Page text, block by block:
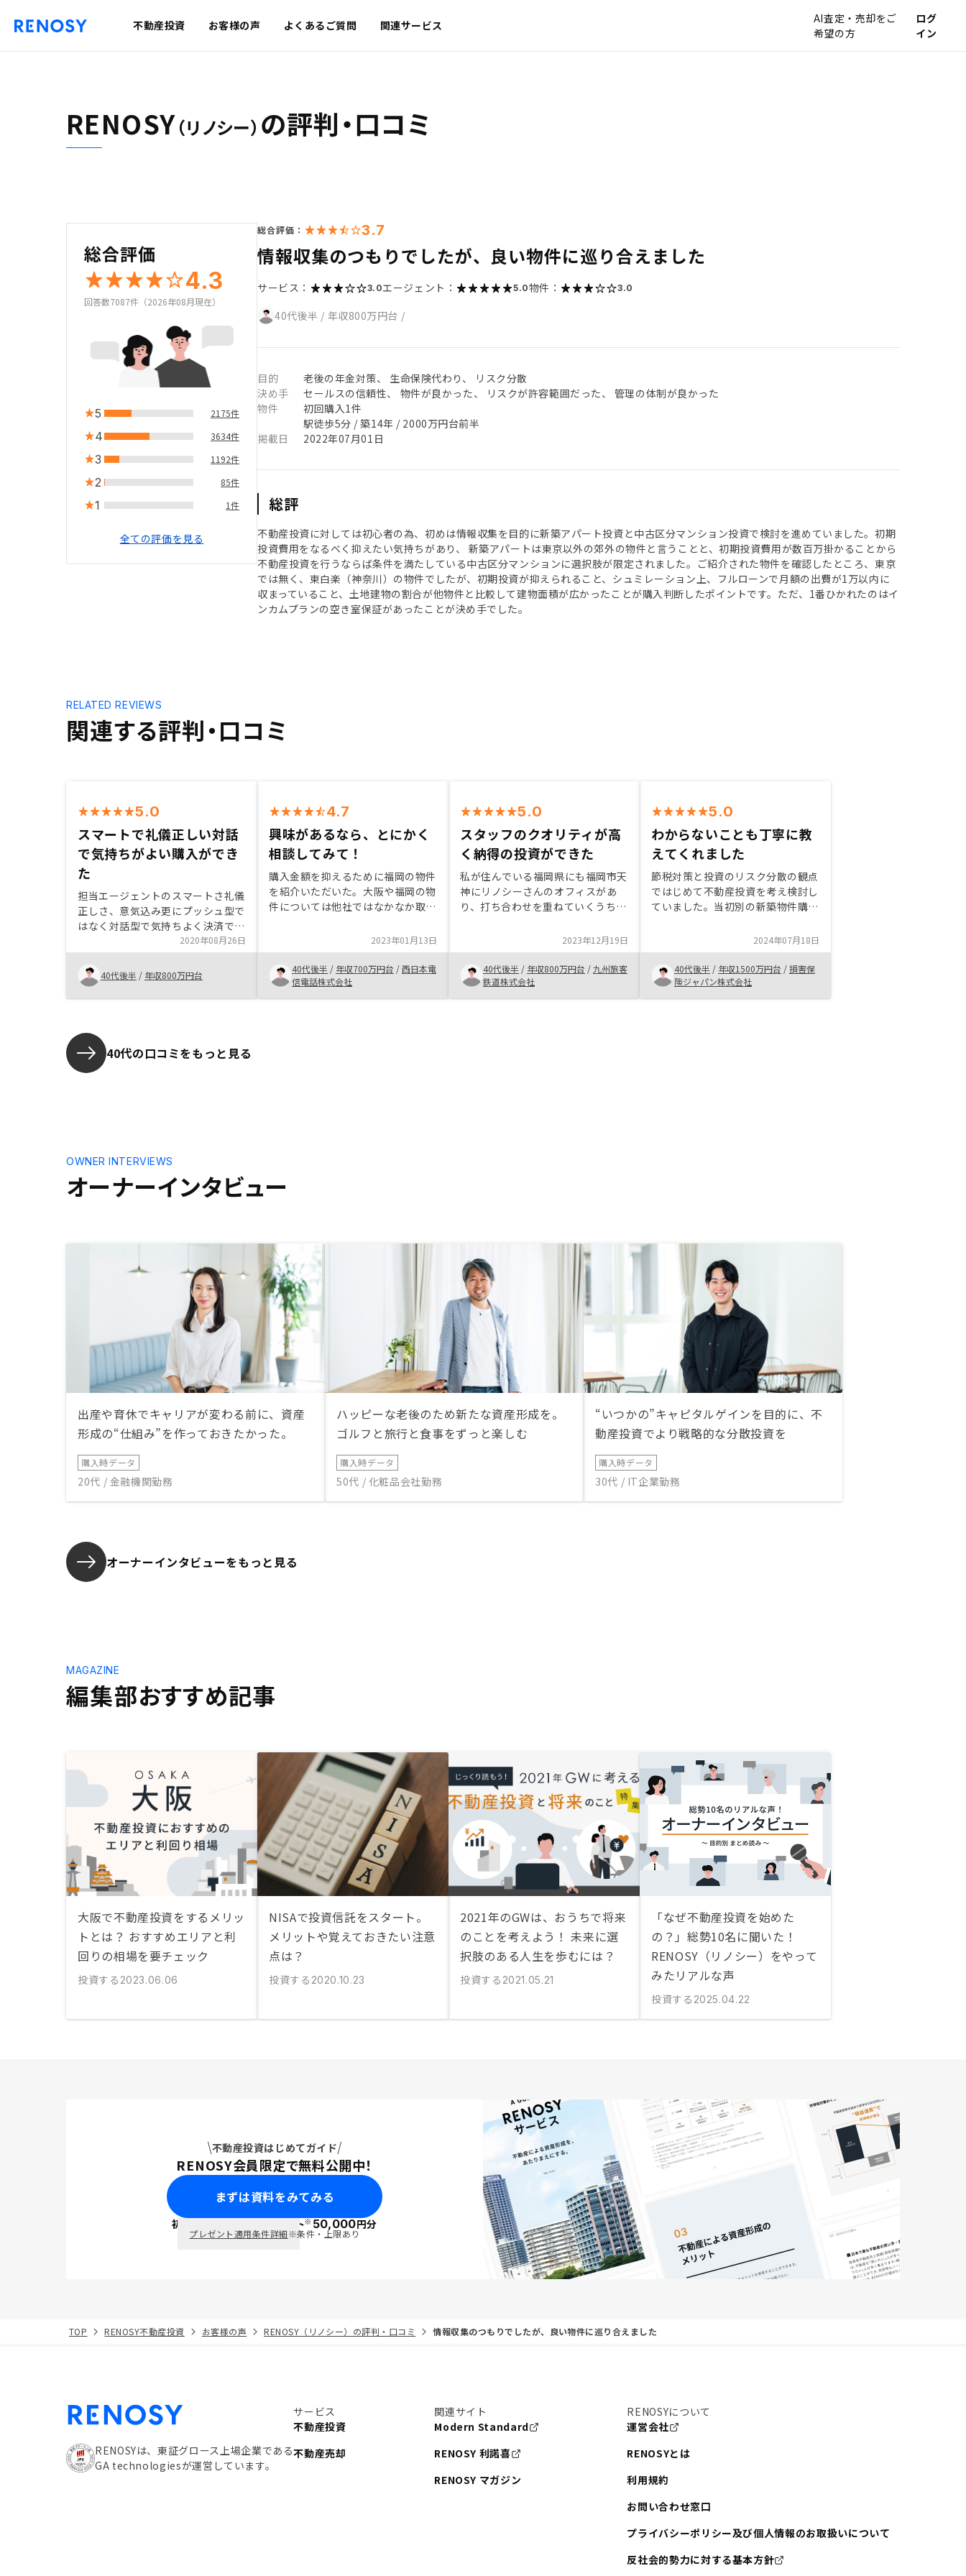
不動産投資 お客様の声 よくあるご質問 関連サービス
AI査定・売却をご
希望の方
ログ
イン
RENOSY（リノシー） の評判・口コミ
総合評価
4.3
回答数7087件（2026年08月現在）
5 2175件
4 3634件
3 1192件
2 85件
1 1件
全ての評価を見る
総合評価： 3.7
情報収集のつもりでしたが、良い物件に巡り合えました
サービス： 3.0エージェント： 5.0物件： 3.0
40代後半 / 年収800万円台 /
目的
老後の年金対策、 生命保険代わり、 リスク分散
決め手
セールスの信頼性、 物件が良かった、 リスクが許容範囲だった、 管理の体制が良かった
物件
初回購入1件
駅徒歩5分 / 築14年 / 2000万円台前半
掲載日
2022年07月01日
総評
不動産投資に対しては初心者の為、初めは情報収集を目的に新築アパート投資と中古区分マンション投資で検討を進めていました。初期
投資費用をなるべく抑えたい気持ちがあり、 新築アパートは東京以外の郊外の物件と言うことと、初期投資費用が数百万掛かることから
不動産投資を行うならば条件を満たしている中古区分マンションに選択肢が限定されました。ご紹介された物件を確認したところ、東京
では無く、東白楽（神奈川）の物件でしたが、初期投資が抑えられること、シュミレーション上、フルローンで月額の出費が1万以内に
収まっていること、土地建物の割合が他物件と比較して建物面積が広かったことが購入判断したポイントです。ただ、1番ひかれたのはイ
ンカムプランの空き室保証があったことが決め手でした。
関連する評判・口コミ
RELATED REVIEWS
5.0
スマートで礼儀正しい対話
で気持ちがよい購入ができ
た
担当エージェントのスマートさ礼儀
正しさ、意気込み更にプッシュ型で
はなく対話型で気持ちよく決済でき
ました。海外や東京都大阪以外の主
要都市での展開も期待です。
2020年08月26日
40代後半 / 年収800万円台
4.7
興味があるなら、とにかく
相談してみて！
購入金額を抑えるために福岡の物件
を紹介いただいた。大阪や福岡の物
件については他社ではなかなか取り
いう点がよかった。 もちろん東京
と比べて空室リスクは上がるとは思
うが購入金額は抑えられるので、こ
ちらの要望と合致した。オーナー同
士の意見交換やサッカー観戦のイベ
2023年01月13日
40代後半 / 年収700万円台 /西日本電
信電話株式会社
5.0
スタッフのクオリティが高
く納得の投資ができた
私が住んでいる福岡県にも福岡市天
神にリノシーさんのオフィスがあ
り、打ち合わせを重ねていくうちに
投資することができました。 最初
の電話打ち合わせから、銀行の融資
決定まで1ヶ月で済みましたので、
担当の方の迅速な手続きがあったの
だと想像しています。 まずは都内
2023年12月19日
40代後半 / 年収800万円台 /九州旅客
鉄道株式会社
5.0
わからないことも丁寧に教
えてくれました
節税対策と投資のリスク分散の観点
ではじめて不動産投資を考え検討し
ていました。当初別の新築物件購入
の担当の方に丁寧にアドバイスを頂
き、今回の中古物件購入に至りまし
た。 アプリ等で見える化が図られ
ていることも決め手のひとつになり
ました。
2024年07月18日
40代後半 / 年収1500万円台 /損害保
険ジャパン株式会社
40代の口コミをもっと見る
オーナーインタビュー
OWNER INTERVIEWS
出産や育休でキャリアが変わる前に、資産
形成の“仕組み”を作っておきたかった。
購入時データ
20代 / 金融機関勤務
ハッピーな老後のため新たな資産形成を。
ゴルフと旅行と食事をずっと楽しむ
購入時データ
50代 / 化粧品会社勤務
“いつかの”キャピタルゲインを目的に、不
動産投資でより戦略的な分散投資を
購入時データ
30代 / IT企業勤務
オーナーインタビューをもっと見る
編集部おすすめ記事
MAGAZINE
大阪で不動産投資をするメリッ
トとは？ おすすめエリアと利
回りの相場を要チェック
投資する 2023.06.06
NISAで投資信託をスタート。
メリットや覚えておきたい注意
点は？
投資する 2020.10.23
2021年のGWは、おうちで将来
のことを考えよう！ 未来に選
択肢のある人生を歩むには？
投資する 2021.05.21
「なぜ不動産投資を始めた
の？」総勢10名に聞いた！
RENOSY（リノシー）をやって
みたリアルな声
投資する 2025.04.22
不動産投資はじめてガイド
RENOSY会員限定で無料公開中！
まずは資料をみてみる
初回面談で ポイント※50,000円分
プレゼント適用条件詳細※条件・上限あり
TOP RENOSY不動産投資 お客様の声 RENOSY（リノシー）の評判・口コミ 情報収集のつもりでしたが、良い物件に巡り合えました
RENOSYは、東証グロース上場企業である
GA technologiesが運営しています。
サービス
不動産投資
不動産売却
関連サイト
Modern Standard
RENOSY 利諾喜
RENOSY マガジン
RENOSYについて
運営会社
RENOSYとは
利用規約
お問い合わせ窓口
プライバシーポリシー及び個人情報のお取扱いについて
反社会的勢力に対する基本方針